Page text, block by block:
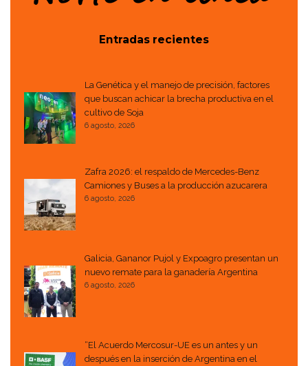
Entradas recientes
La Genética y el manejo de precisión, factores
que buscan achicar la brecha productiva en el
cultivo de Soja
6 agosto, 2026
Zafra 2026: el respaldo de Mercedes-Benz
Camiones y Buses a la producción azucarera
6 agosto, 2026
Galicia, Gananor Pujol y Expoagro presentan un
nuevo remate para la ganadería Argentina
6 agosto, 2026
“El Acuerdo Mercosur-UE es un antes y un
después en la inserción de Argentina en el